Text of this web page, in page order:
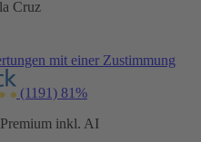
Cruz
mit einer Zustimmung
(1191) 81%
inkl. AI